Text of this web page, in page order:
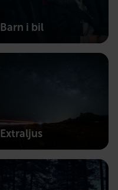
Barn i bil
Extraljus